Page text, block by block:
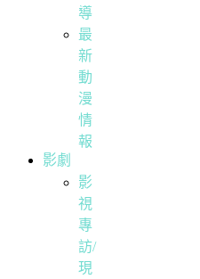
導
最
新
動
漫
情
報
影劇
影
視
專
訪/
現